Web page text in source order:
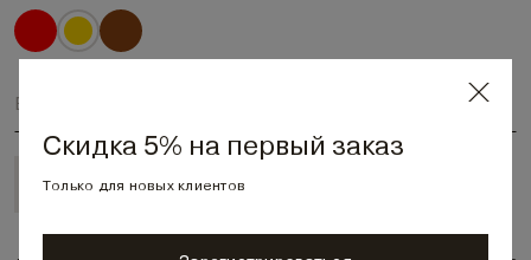
Выберите размер
Только в бутиках
Скидка 5% на первый заказ
Только для новых клиентов